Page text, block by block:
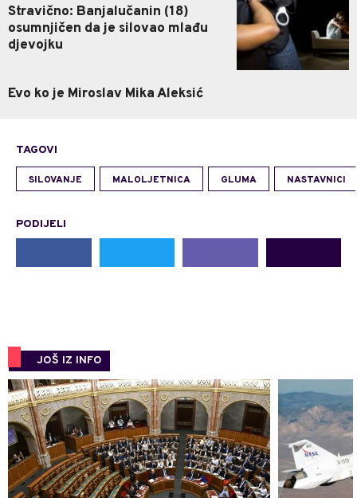
Stravično: Banjalučanin (18)
osumnjičen da je silovao mlađu
djevojku
Evo ko je Miroslav Mika Aleksić
TAGOVI
SILOVANJE MALOLJETNICA GLUMA NASTAVNICI
PODIJELI
JOŠ IZ INFO
0